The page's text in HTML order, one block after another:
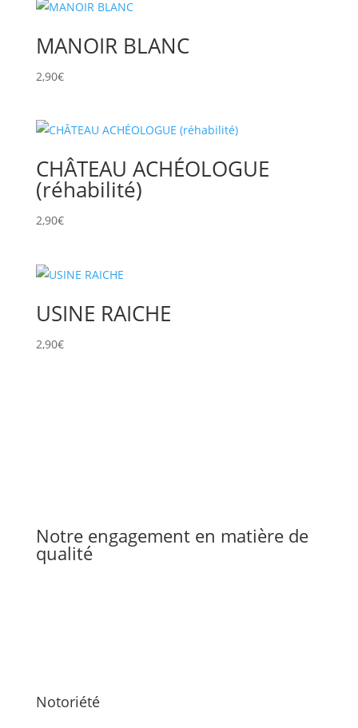
MANOIR BLANC
2,90€
CHÂTEAU ACHÉOLOGUE
(réhabilité)
2,90€
USINE RAICHE
2,90€
Notre engagement en matière de
qualité
Notoriété